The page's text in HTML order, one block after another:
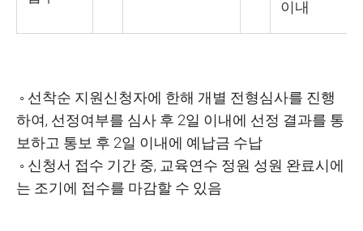
이내
◦ 선착순 지원신청자에 한해 개별 전형심사를 진행
하여, 선정여부를 심사 후 2일 이내에 선정 결과를 통
보하고 통보 후 2일 이내에 예납금 수납
◦ 신청서 접수 기간 중, 교육연수 정원 성원 완료시에
는 조기에 접수를 마감할 수 있음